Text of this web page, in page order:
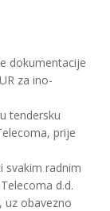
dokumentacije
za ino-
tendersku
prije
svakim radnim
d.d.
uz obavezno